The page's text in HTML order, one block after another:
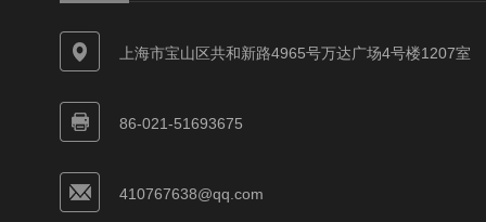
上海市宝山区共和新路4965号万达广场4号楼1207室
86-021-51693675
410767638@qq.com